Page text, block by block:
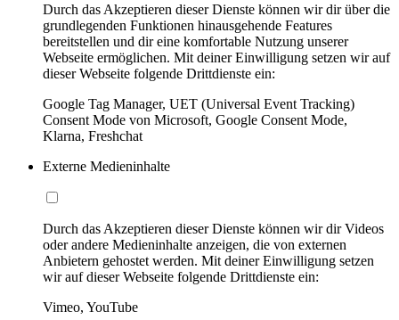
Durch das Akzeptieren dieser Dienste können wir dir über die
grundlegenden Funktionen hinausgehende Features
bereitstellen und dir eine komfortable Nutzung unserer
Webseite ermöglichen. Mit deiner Einwilligung setzen wir auf
dieser Webseite folgende Drittdienste ein:
Google Tag Manager, UET (Universal Event Tracking)
Consent Mode von Microsoft, Google Consent Mode,
Klarna, Freshchat
Externe Medieninhalte
Durch das Akzeptieren dieser Dienste können wir dir Videos
oder andere Medieninhalte anzeigen, die von externen
Anbietern gehostet werden. Mit deiner Einwilligung setzen
wir auf dieser Webseite folgende Drittdienste ein:
Vimeo, YouTube